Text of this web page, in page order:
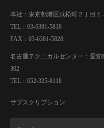
本社：東京都港区浜松町２丁目
TEL：03-6381-5818
FAX：03-6381-5828
名古屋テクニカルセンター：愛知
302
TEL：052-325-8118
サブスクリプション